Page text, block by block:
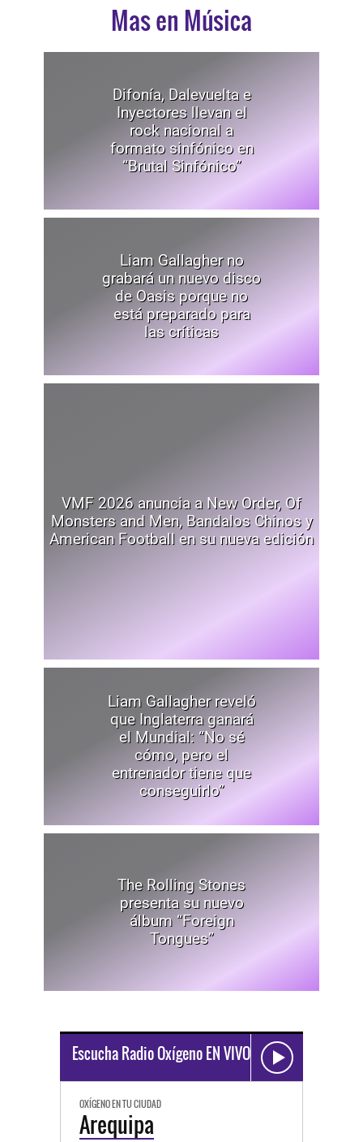
Mas en Música
Difonía, Dalevuelta e
Inyectores llevan el
rock nacional a
formato sinfónico en
“Brutal Sinfónico”
Liam Gallagher no
grabará un nuevo disco
de Oasis porque no
está preparado para
las críticas
VMF 2026 anuncia a New Order, Of
Monsters and Men, Bandalos Chinos y
American Football en su nueva edición
Liam Gallagher reveló
que Inglaterra ganará
el Mundial: “No sé
cómo, pero el
entrenador tiene que
conseguirlo”
The Rolling Stones
presenta su nuevo
álbum “Foreign
Tongues”
Escucha Radio Oxígeno EN VIVO
OXÍGENO EN TU CIUDAD
Arequipa